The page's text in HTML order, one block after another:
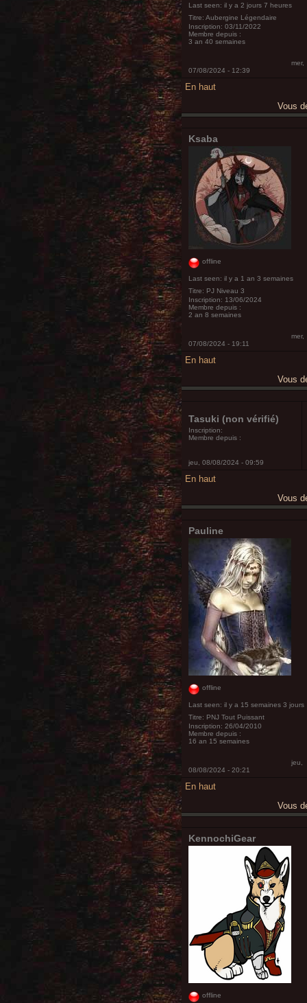
Last seen: il y a 2 jours 7 heures
Titre: Aubergine Légendaire
Inscription: 03/11/2022
Membre depuis :
3 an 40 semaines
mer,
07/08/2024 - 12:39
En haut
Vous
Ksaba
offline
Last seen: il y a 1 an 3 semaines
Titre: PJ Niveau 3
Inscription: 13/06/2024
Membre depuis :
2 an 8 semaines
mer,
07/08/2024 - 19:11
En haut
Vous
Tasuki (non vérifié)
Inscription:
Membre depuis :
jeu, 08/08/2024 - 09:59
En haut
Vous
Pauline
offline
Last seen: il y a 15 semaines 3 jours
Titre: PNJ Tout Puissant
Inscription: 26/04/2010
Membre depuis :
16 an 15 semaines
jeu,
08/08/2024 - 20:21
En haut
Vous
KennochiGear
offline